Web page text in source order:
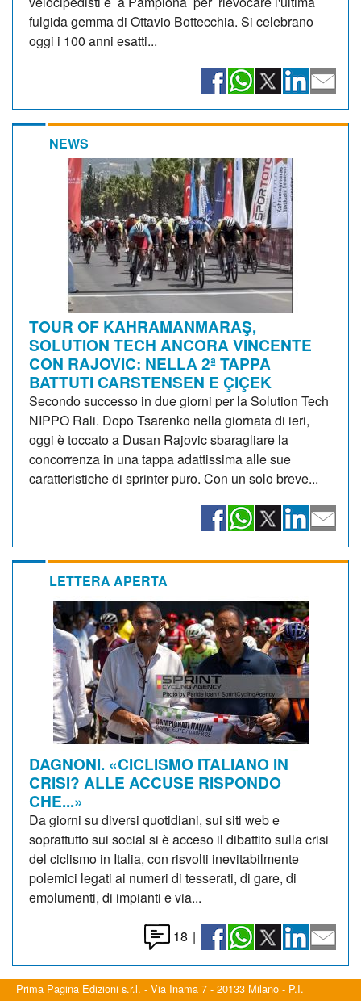
fulgida gemma di Ottavio Bottecchia. Si celebrano
oggi i 100 anni esatti...
NEWS
TOUR OF KAHRAMANMARAŞ,
SOLUTION TECH ANCORA VINCENTE
CON RAJOVIC: NELLA 2ª TAPPA
BATTUTI CARSTENSEN E ÇIÇEK
Secondo successo in due giorni per la Solution Tech
NIPPO Rali. Dopo Tsarenko nella giornata di ieri,
oggi è toccato a Dusan Rajovic sbaragliare la
concorrenza in una tappa adattissima alle sue
caratteristiche di sprinter puro. Con un solo breve...
LETTERA APERTA
DAGNONI. «CICLISMO ITALIANO IN
CRISI? ALLE ACCUSE RISPONDO
CHE...»
Da giorni su diversi quotidiani, sui siti web e
soprattutto sui social si è acceso il dibattito sulla crisi
del ciclismo in Italia, con risvolti inevitabilmente
polemici legati ai numeri di tesserati, di gare, di
emolumenti, di impianti e via...
18 |
Prima Pagina Edizioni s.r.l. - Via Inama 7 - 20133 Milano - P.I.